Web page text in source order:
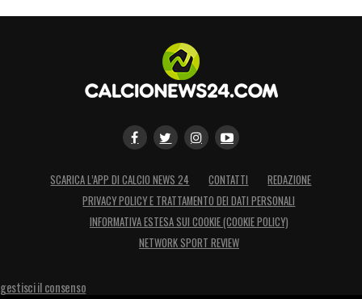
SCARICA L’APP DI CALCIO NEWS 24 CONTATTI
REDAZIONE
PRIVACY POLICY E TRATTAMENTO DEI DATI PERSONALI
INFORMATIVA ESTESA SUI COOKIE (COOKIE POLICY)
NETWORK SPORT REVIEW
gestisci il consenso